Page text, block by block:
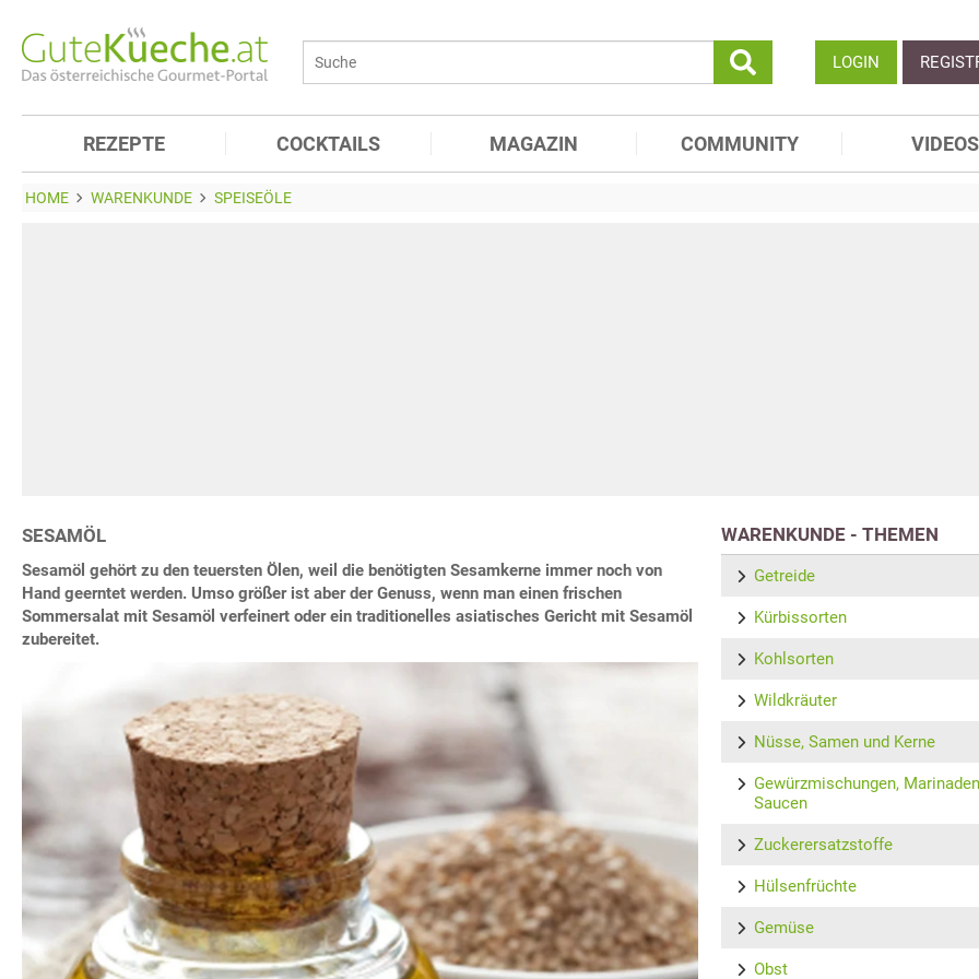
LOGIN
REZEPTE COCKTAILS MAGAZIN COMMUNITY VIDEOS
HOME WARENKUNDE SPEISEÖLE
SESAMÖL
Sesamöl gehört zu den teuersten Ölen, weil die benötigten Sesamkerne immer noch von
Hand geerntet werden. Umso größer ist aber der Genuss, wenn man einen frischen
Sommersalat mit Sesamöl verfeinert oder ein traditionelles asiatisches Gericht mit Sesamöl
zubereitet.
WARENKUNDE - THEMEN
Getreide
Kürbissorten
Kohlsorten
Wildkräuter
Nüsse, Samen und Kerne
Gewürzmischungen,
Saucen
Zuckerersatzstoffe
Hülsenfrüchte
Gemüse
Obst